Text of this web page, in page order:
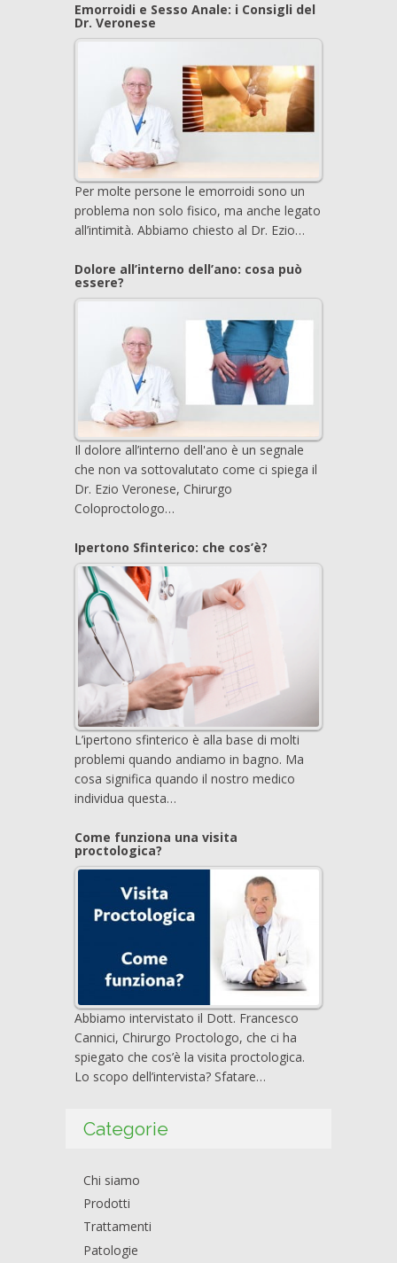
Emorroidi e Sesso Anale: i Consigli del
Dr. Veronese
Per molte persone le emorroidi sono un
problema non solo fisico, ma anche legato
all’intimità. Abbiamo chiesto al Dr. Ezio…
Dolore all’interno dell’ano: cosa può
essere?
Il dolore all’interno dell'ano è un segnale
che non va sottovalutato come ci spiega il
Dr. Ezio Veronese, Chirurgo
Coloproctologo…
Ipertono Sfinterico: che cos’è?
L’ipertono sfinterico è alla base di molti
problemi quando andiamo in bagno. Ma
cosa significa quando il nostro medico
individua questa…
Come funziona una visita
proctologica?
Abbiamo intervistato il Dott. Francesco
Cannici, Chirurgo Proctologo, che ci ha
spiegato che cos’è la visita proctologica.
Lo scopo dell’intervista? Sfatare…
Categorie
Chi siamo
Prodotti
Trattamenti
Patologie